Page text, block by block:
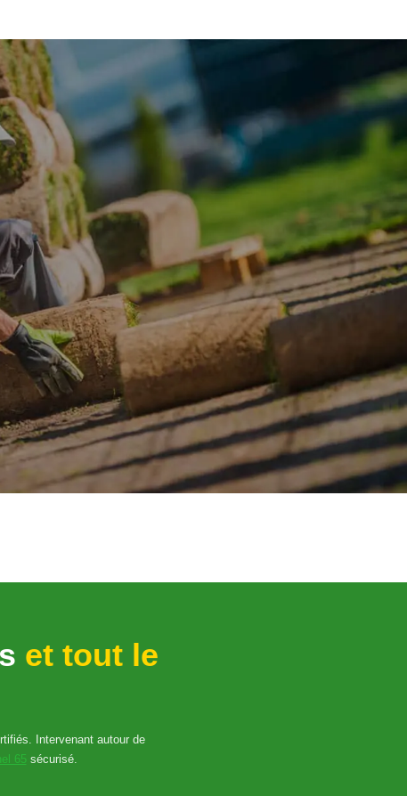
et tout le
Intervenant autour de
65sécurisé.